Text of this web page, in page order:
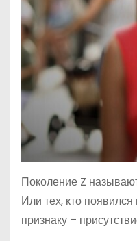
Поколение Z
Или тех, кто
признаку –